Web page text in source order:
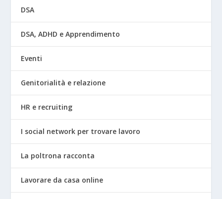
DSA
DSA, ADHD e Apprendimento
Eventi
Genitorialità e relazione
HR e recruiting
I social network per trovare lavoro
La poltrona racconta
Lavorare da casa online